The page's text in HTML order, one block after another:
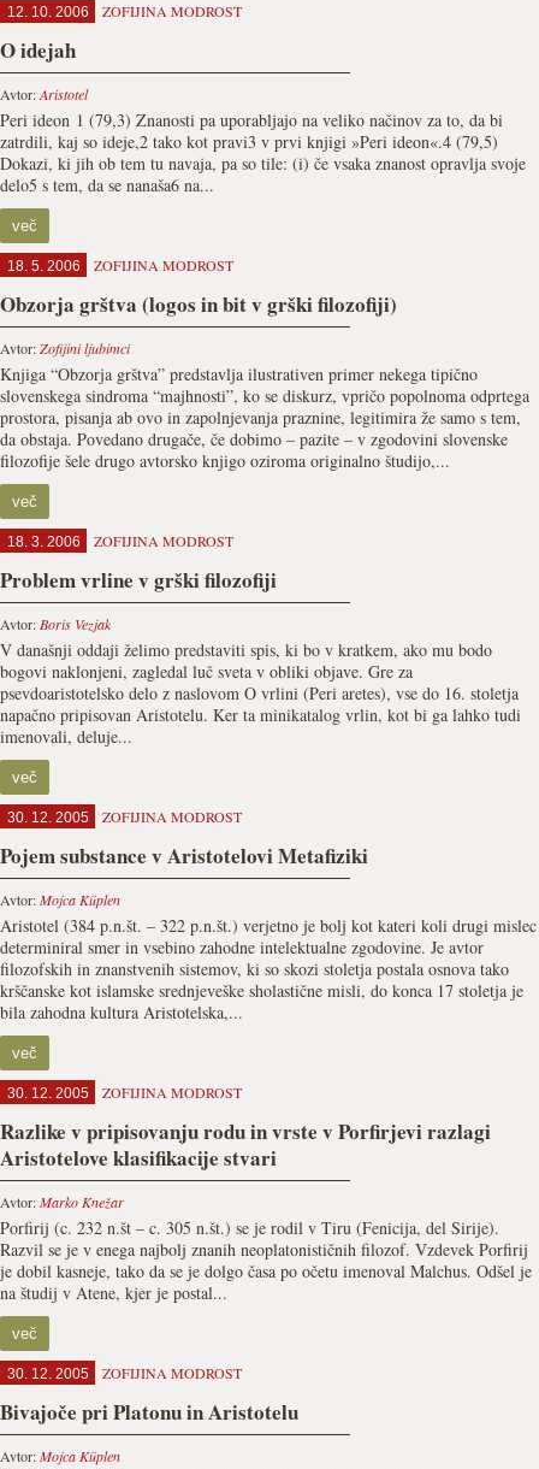
12. 10. 2006 ZOFIJINA MODROST
O idejah
Avtor:Aristotel
Peri ideon 1 (79,3) Znanosti pa uporabljajo na veliko načinov za to, da bi
zatrdili, kaj so ideje,2 tako kot pravi3 v prvi knjigi »Peri ideon«.4 (79,5)
Dokazi, ki jih ob tem tu navaja, pa so tile: (i) če vsaka znanost opravlja svoje
delo5 s tem, da se nanaša6 na...
več
18. 5. 2006 ZOFIJINA MODROST
Obzorja grštva (logos in bit v grški filozofiji)
Avtor:Zofijini ljubimci
Knjiga “Obzorja grštva” predstavlja ilustrativen primer nekega tipično
slovenskega sindroma “majhnosti”, ko se diskurz, vpričo popolnoma odprtega
prostora, pisanja ab ovo in zapolnjevanja praznine, legitimira že samo s tem,
da obstaja. Povedano drugače, če dobimo – pazite – v zgodovini slovenske
filozofije šele drugo avtorsko knjigo oziroma originalno študijo,...
več
18. 3. 2006 ZOFIJINA MODROST
Problem vrline v grški filozofiji
Avtor: Boris Vezjak
V današnji oddaji želimo predstaviti spis, ki bo v kratkem, ako mu bodo
bogovi naklonjeni, zagledal luč sveta v obliki objave. Gre za
psevdoaristotelsko delo z naslovom O vrlini (Peri aretes), vse do 16. stoletja
napačno pripisovan Aristotelu. Ker ta minikatalog vrlin, kot bi ga lahko tudi
imenovali, deluje...
več
30. 12. 2005 ZOFIJINA MODROST
Pojem substance v Aristotelovi Metafiziki
Avtor:Mojca Küplen
Aristotel (384 p.n.št. – 322 p.n.št.) verjetno je bolj kot kateri koli drugi mislec
determiniral smer in vsebino zahodne intelektualne zgodovine. Je avtor
filozofskih in znanstvenih sistemov, ki so skozi stoletja postala osnova tako
krščanske kot islamske srednjeveške sholastične misli, do konca 17 stoletja je
bila zahodna kultura Aristotelska,...
več
30. 12. 2005 ZOFIJINA MODROST
Razlike v pripisovanju rodu in vrste v Porfirjevi razlagi
Aristotelove klasifikacije stvari
Avtor:Marko Knežar
Porfirij (c. 232 n.št – c. 305 n.št.) se je rodil v Tiru (Fenicija, del Sirije).
Razvil se je v enega najbolj znanih neoplatonističnih filozof. Vzdevek Porfirij
je dobil kasneje, tako da se je dolgo časa po očetu imenoval Malchus. Odšel je
na študij v Atene, kjer je postal...
več
30. 12. 2005 ZOFIJINA MODROST
Bivajoče pri Platonu in Aristotelu
Avtor:Mojca Küplen